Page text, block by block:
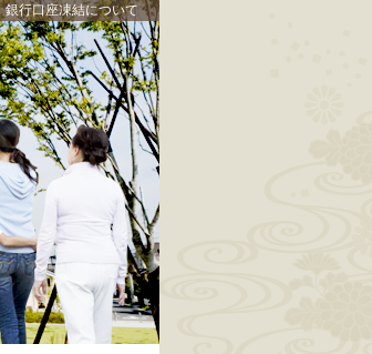
銀行口座凍結について